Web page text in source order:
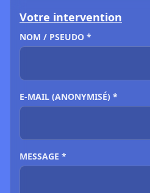
Votre intervention
NOM / PSEUDO *
E-MAIL (ANONYMISÉ) *
MESSAGE *